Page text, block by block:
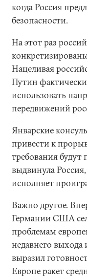
когда Россия
безопасности.
На этот раз
Нацеливая
Путин
использовать
передвижений
Январские
привести к
требования
выдвинула
исполняет
Важно другое.
Германии США
проблемам
недавнего
выразил
Европе ракет